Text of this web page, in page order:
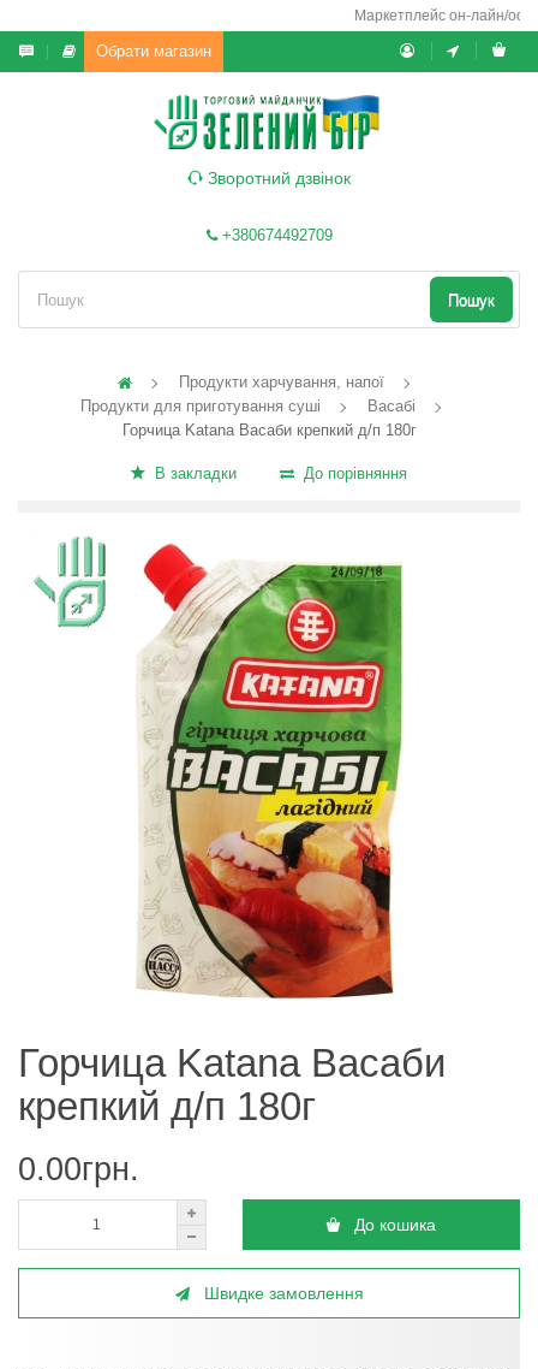
Маркетплейс он-лайн/офф-
Обрати магазин
Зворотний дзвінок
+380674492709
Пошук
Продукти харчування, напої
Продукти для приготування суші
Васабі
Горчица Katana Васаби крепкий д/п 180г
В закладки До порівняння
Горчица Katana Васаби
крепкий д/п 180г
0.00грн.
До кошика
Швидке замовлення